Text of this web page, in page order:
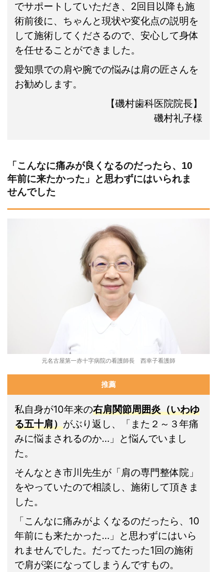
でサポートしていただき、2回目以降も施
術前後に、ちゃんと現状や変化点の説明を
して施術してくださるので、安心して身体
を任せることができました。
愛知県での肩や腕での悩みは肩の匠さんを
お勧めします。
【磯村歯科医院院長】
磯村礼子様
「こんなに痛みが良くなるのだったら、10
年前に来たかった」と思わずにはいられま
せんでした
元名古屋第一赤十字病院の看護師長 西幸子看護師
推薦
私自身が10年来の右肩関節周囲炎（いわゆ
る五十肩）がぶり返し、「また２～３年痛
みに悩まされるのか…」と悩んでいまし
た。
そんなとき市川先生が「肩の専門整体院」
をやっていたので相談し、施術して頂きま
した。
「こんなに痛みがよくなるのだったら、10
年前にも来たかった…」と思わずにはいら
れませんでした。だってたった1回の施術
で肩が楽になってしまうんですもの。